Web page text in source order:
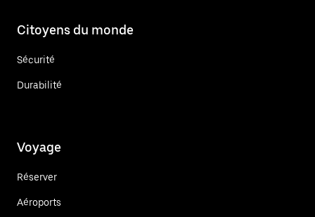
Citoyens du monde
Sécurité
Durabilité
Voyage
Réserver
Aéroports